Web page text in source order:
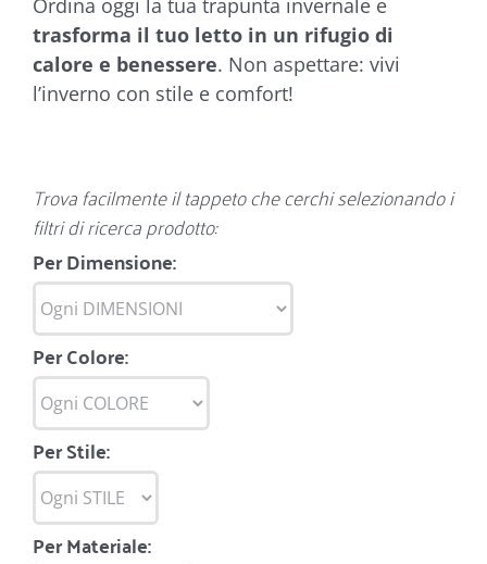
Ordina oggi la tua trapunta invernale e
trasforma il tuo letto in un rifugio di
calore e benessere. Non aspettare: vivi
l’inverno con stile e comfort!
Trova facilmente il tappeto che cerchi selezionando i
filtri di ricerca prodotto:
Per Dimensione:
Per Colore:
Per Stile:
Per Materiale: